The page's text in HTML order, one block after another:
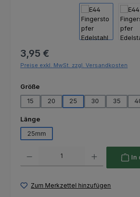
Regulärer Preis:
3,95 €
Preise exkl. MwSt. zzgl. Versandkosten
Größeauswählen
15
20 25 30 35
Längeauswählen
25mm
In
Zum Merkzettel hinzufügen